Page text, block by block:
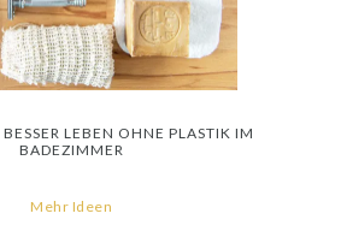
LEBEN OHNE PLASTIK IM
BADEZIMMER
Mehr Ideen